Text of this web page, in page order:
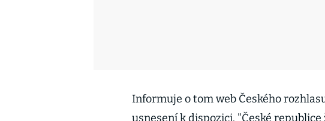
Informuje o tom web Českého
usnesení k dispozici. "České